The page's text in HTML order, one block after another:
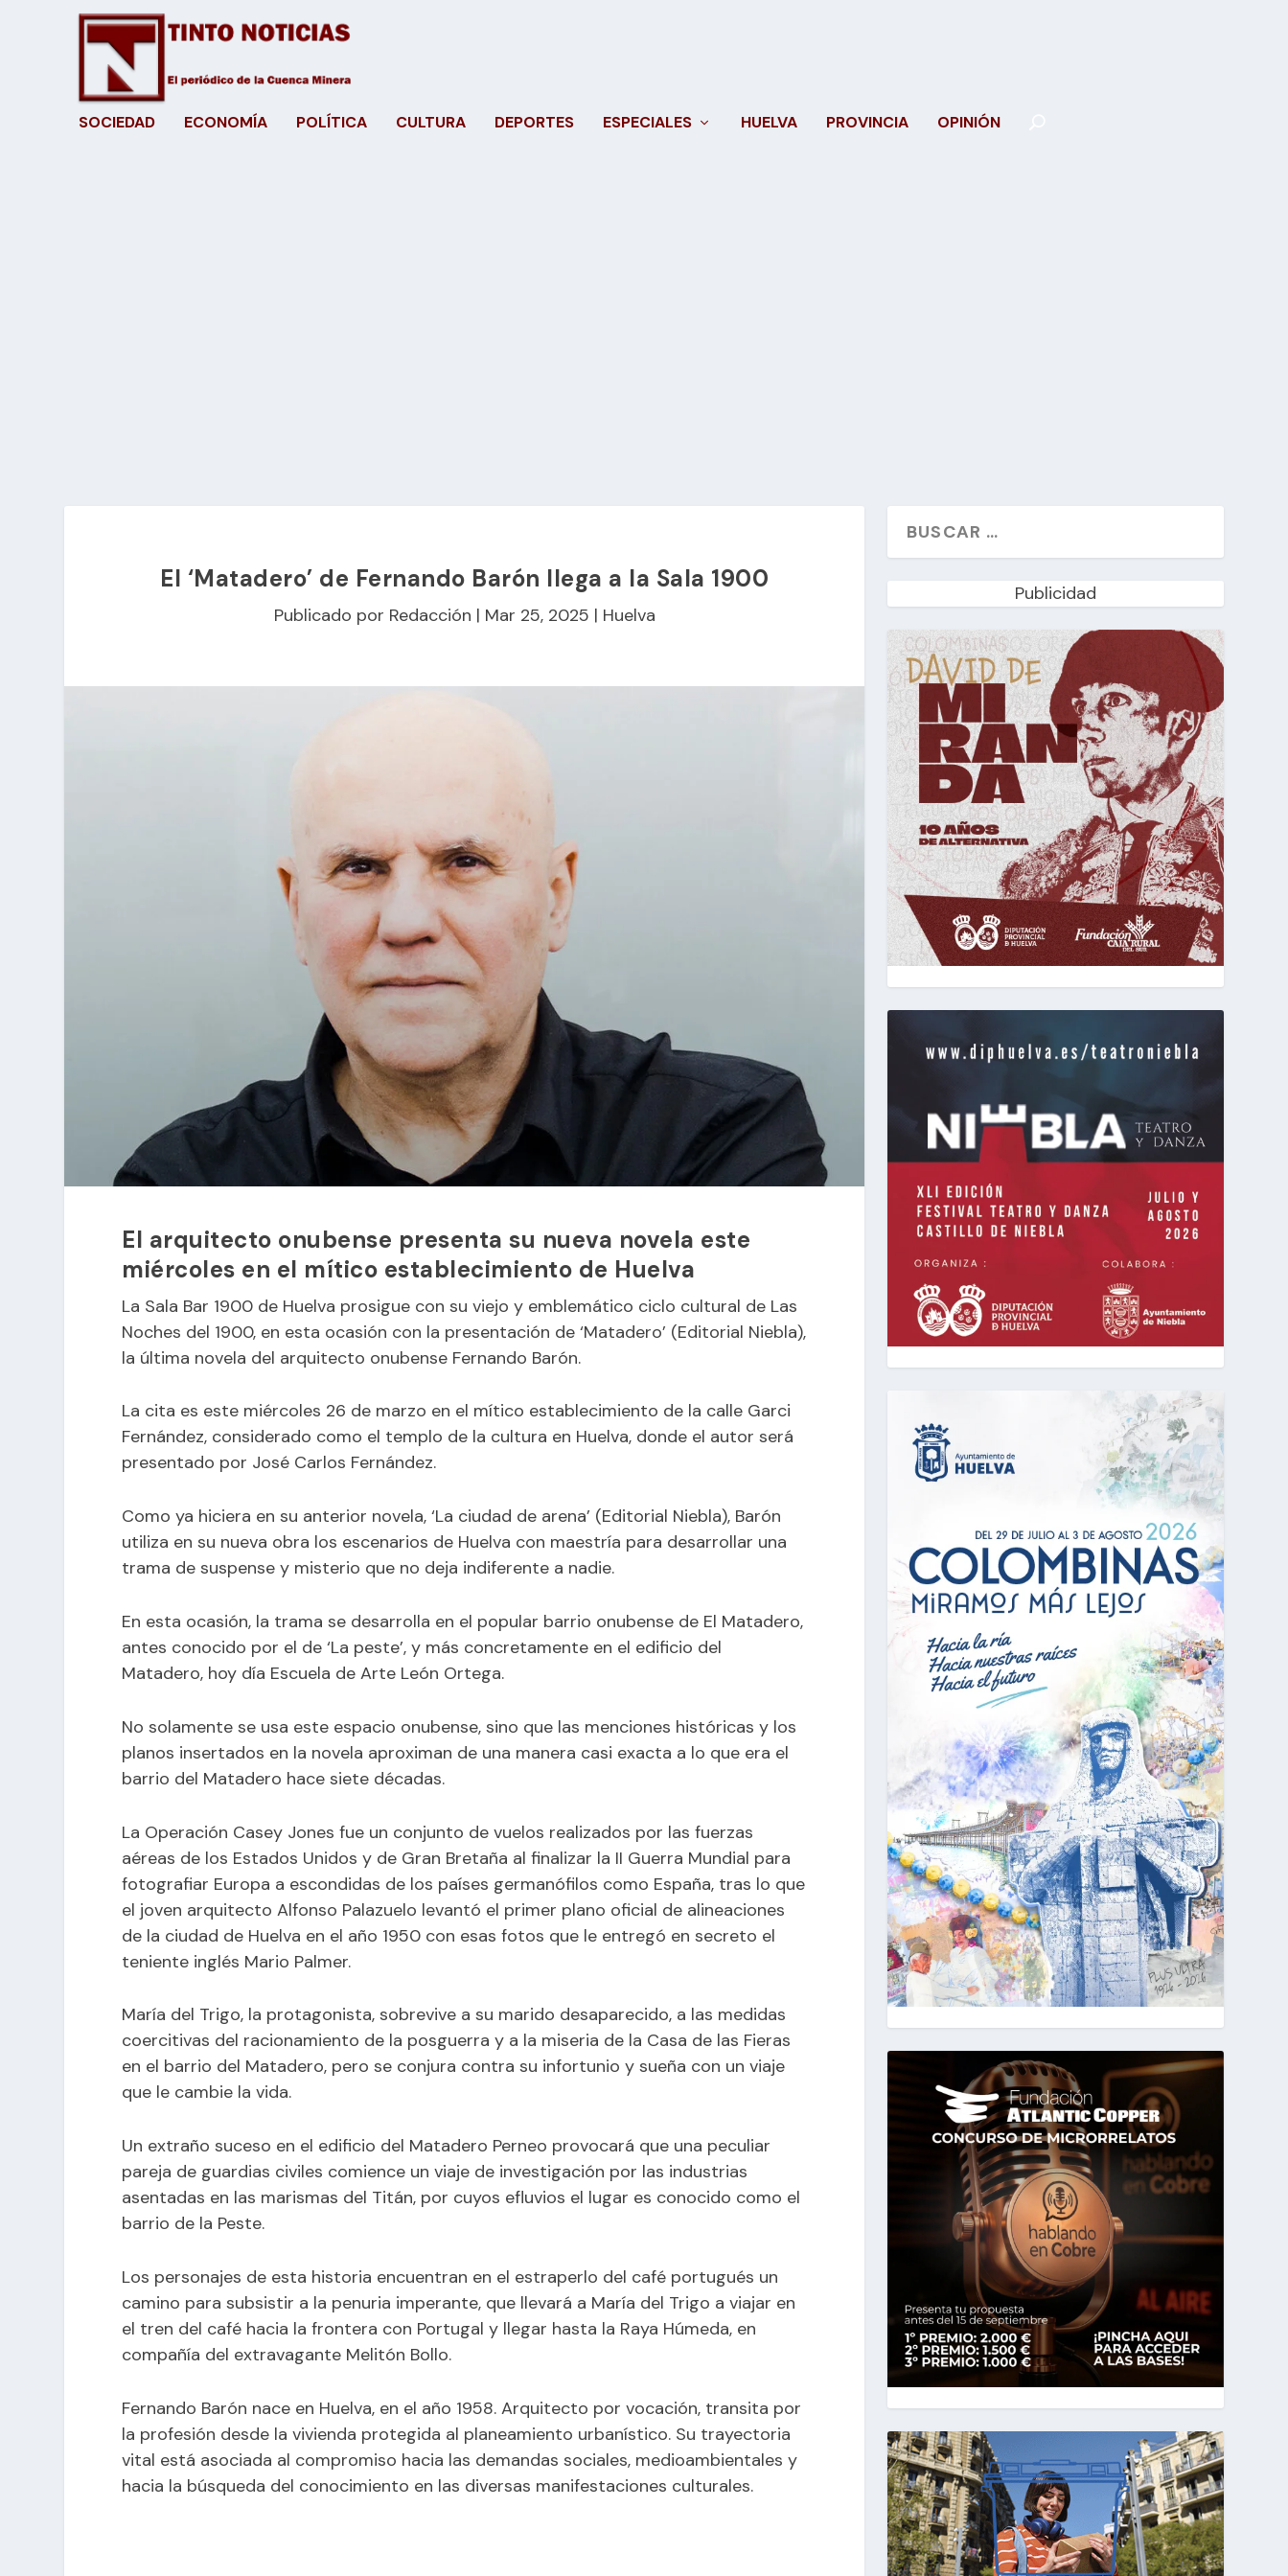
SOCIEDAD ECONOMÍA POLÍTICA CULTURA DEPORTES ESPECIALES HUELVA PROVINCIA OPINIÓN
El ‘Matadero’ de Fernando Barón llega a la Sala 1900
Publicado por Redacción | Mar 25, 2025 | Huelva
El arquitecto onubense presenta su nueva novela este
miércoles en el mítico establecimiento de Huelva
La Sala Bar 1900 de Huelva prosigue con su viejo y emblemático ciclo cultural de Las
Noches del 1900, en esta ocasión con la presentación de ‘Matadero’ (Editorial Niebla),
la última novela del arquitecto onubense Fernando Barón.
La cita es este miércoles 26 de marzo en el mítico establecimiento de la calle Garci
Fernández, considerado como el templo de la cultura en Huelva, donde el autor será
presentado por José Carlos Fernández.
Como ya hiciera en su anterior novela, ‘La ciudad de arena’ (Editorial Niebla), Barón
utiliza en su nueva obra los escenarios de Huelva con maestría para desarrollar una
trama de suspense y misterio que no deja indiferente a nadie.
En esta ocasión, la trama se desarrolla en el popular barrio onubense de El Matadero,
antes conocido por el de ‘La peste’, y más concretamente en el edificio del
Matadero, hoy día Escuela de Arte León Ortega.
No solamente se usa este espacio onubense, sino que las menciones históricas y los
planos insertados en la novela aproximan de una manera casi exacta a lo que era el
barrio del Matadero hace siete décadas.
La Operación Casey Jones fue un conjunto de vuelos realizados por las fuerzas
aéreas de los Estados Unidos y de Gran Bretaña al finalizar la II Guerra Mundial para
fotografiar Europa a escondidas de los países germanófilos como España, tras lo que
el joven arquitecto Alfonso Palazuelo levantó el primer plano oficial de alineaciones
de la ciudad de Huelva en el año 1950 con esas fotos que le entregó en secreto el
teniente inglés Mario Palmer.
María del Trigo, la protagonista, sobrevive a su marido desaparecido, a las medidas
coercitivas del racionamiento de la posguerra y a la miseria de la Casa de las Fieras
en el barrio del Matadero, pero se conjura contra su infortunio y sueña con un viaje
que le cambie la vida.
Un extraño suceso en el edificio del Matadero Perneo provocará que una peculiar
pareja de guardias civiles comience un viaje de investigación por las industrias
asentadas en las marismas del Titán, por cuyos efluvios el lugar es conocido como el
barrio de la Peste.
Los personajes de esta historia encuentran en el estraperlo del café portugués un
camino para subsistir a la penuria imperante, que llevará a María del Trigo a viajar en
el tren del café hacia la frontera con Portugal y llegar hasta la Raya Húmeda, en
compañía del extravagante Melitón Bollo.
Fernando Barón nace en Huelva, en el año 1958. Arquitecto por vocación, transita por
la profesión desde la vivienda protegida al planeamiento urbanístico. Su trayectoria
vital está asociada al compromiso hacia las demandas sociales, medioambientales y
hacia la búsqueda del conocimiento en las diversas manifestaciones culturales.
Publicidad